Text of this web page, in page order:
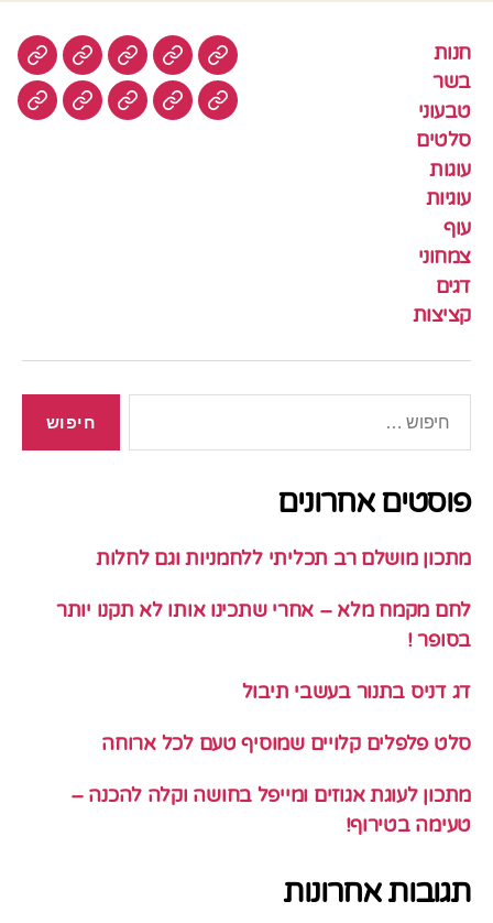
חנות
בשר
טבעוני
סלטים
עוגות
עוגיות
עוף
צמחוני
דגים
קציצות
חנות בשר טבעוניסלטים
עוגיותעוף צמחונידגים
פוסטים אחרונים
מתכון מושלם רב תכליתי ללחמניות וגם לחלות
לחם מקמח מלא – אחרי שתכינו אותו לא תקנו יותר
בסופר !
דג דניס בתנור בעשבי תיבול
סלט פלפלים קלויים שמוסיף טעם לכל ארוחה
מתכון לעוגת אגוזים ומייפל בחושה וקלה להכנה –
טעימה בטירוף!
תגובות אחרונות